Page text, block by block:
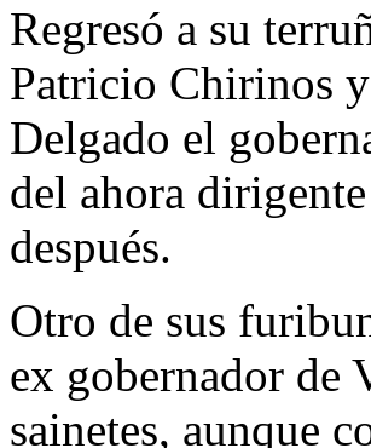
Regresó a su
Patricio Chirinos
Delgado el
del ahora
después.
Otro de sus
ex gobernador de
sainetes, aunque